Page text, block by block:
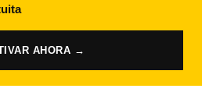
AHORA →